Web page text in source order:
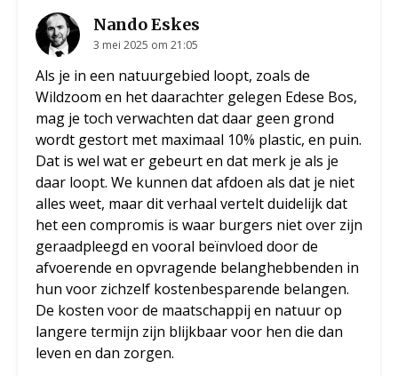
Nando Eskes
3 mei 2025 om 21:05
Als je in een natuurgebied loopt, zoals de
Wildzoom en het daarachter gelegen Edese Bos,
mag je toch verwachten dat daar geen grond
wordt gestort met maximaal 10% plastic, en puin.
Dat is wel wat er gebeurt en dat merk je als je
daar loopt. We kunnen dat afdoen als dat je niet
alles weet, maar dit verhaal vertelt duidelijk dat
het een compromis is waar burgers niet over zijn
geraadpleegd en vooral beïnvloed door de
afvoerende en opvragende belanghebbenden in
hun voor zichzelf kostenbesparende belangen.
De kosten voor de maatschappij en natuur op
langere termijn zijn blijkbaar voor hen die dan
leven en dan zorgen.